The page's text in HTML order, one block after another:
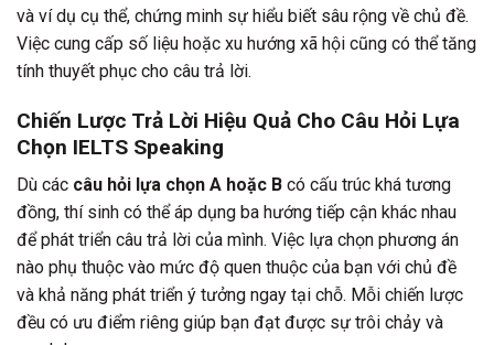
và ví dụ cụ thể, chứng minh sự hiểu biết sâu rộng về chủ đề.
Việc cung cấp số liệu hoặc xu hướng xã hội cũng có thể tăng
tính thuyết phục cho câu trả lời.
Chiến Lược Trả Lời Hiệu Quả Cho Câu Hỏi Lựa
Chọn IELTS Speaking
Dù các câu hỏi lựa chọn A hoặc B có cấu trúc khá tương
đồng, thí sinh có thể áp dụng ba hướng tiếp cận khác nhau
để phát triển câu trả lời của mình. Việc lựa chọn phương án
nào phụ thuộc vào mức độ quen thuộc của bạn với chủ đề
và khả năng phát triển ý tưởng ngay tại chỗ. Mỗi chiến lược
đều có ưu điểm riêng giúp bạn đạt được sự trôi chảy và